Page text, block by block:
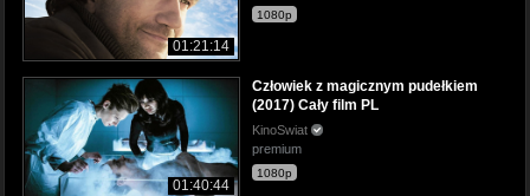
01:21:14
1080p
01:40:44
Człowiek z magicznym pudełkiem
(2017) Cały film PL
KinoSwiat
premium
1080p